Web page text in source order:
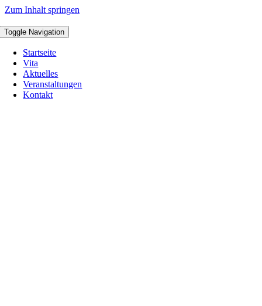
Zum Inhalt springen
Toggle Navigation
Startseite
Vita
Aktuelles
Veranstaltungen
Kontakt